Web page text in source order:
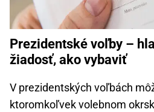
Prezidentské voľby –
žiadosť, ako vybaviť
V prezidentských voľbách
ktoromkoľvek volebnom